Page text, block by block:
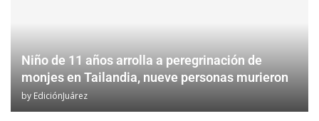
Niño de 11 años arrolla a peregrinación de
monjes en Tailandia, nueve personas murieron
by EdiciónJuárez